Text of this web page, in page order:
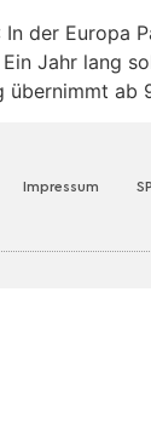
In der Europa
Jahr lang
übernimmt ab
Impressum